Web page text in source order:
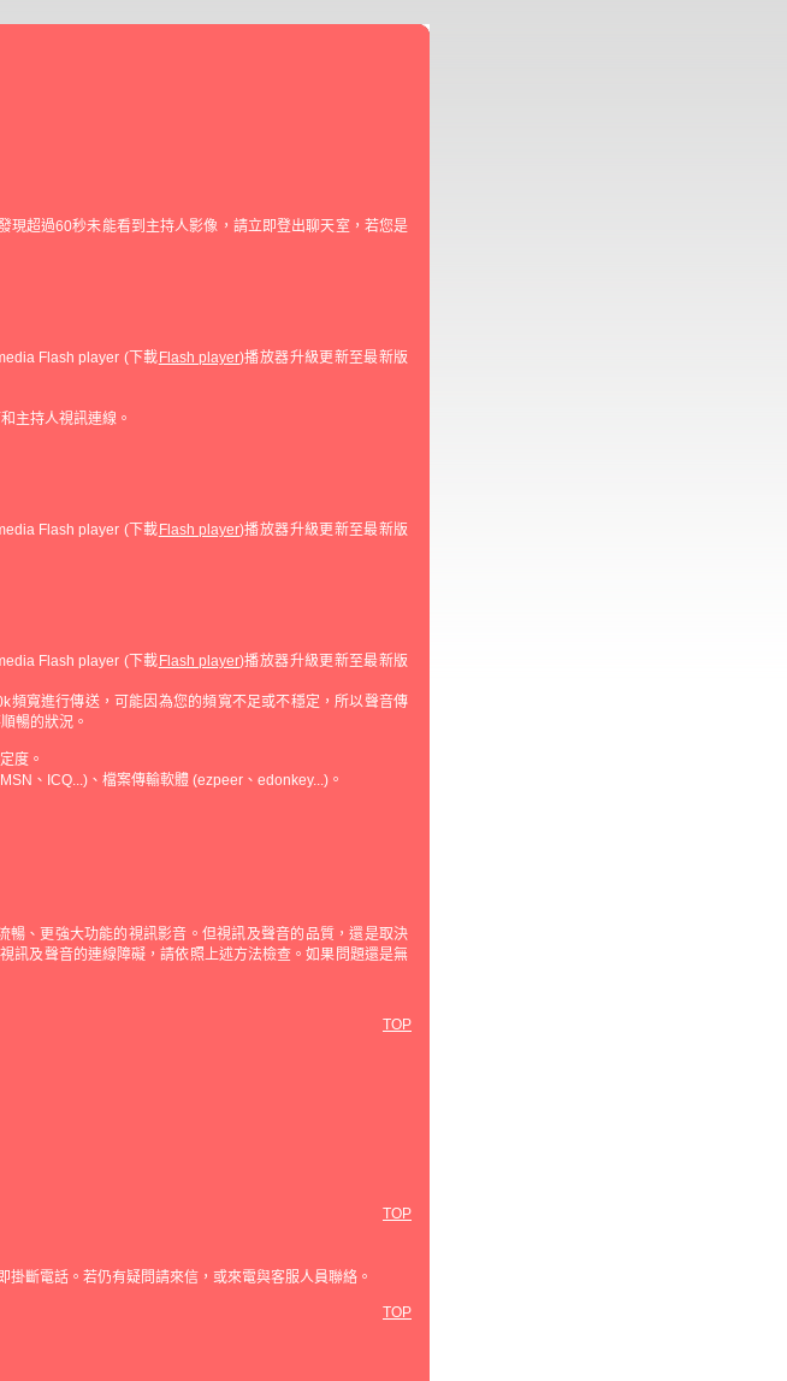
超過60秒未能看到主持人影像，請立即登出聊天室，若您是
Flash player (下載 Flash player)播放器升級更新至最新版
主持人視訊連線。
Flash player (下載 Flash player)播放器升級更新至最新版
Flash player (下載 Flash player)播放器升級更新至最新版
寬進行傳送，可能因為您的頻寬不足或不穩定，所以聲音傳
暢的狀況。
度。
、ICQ...)、檔案傳輸軟體 (ezpeer、edonkey...)。
、更強大功能的視訊影音。但視訊及聲音的品質，還是取決
訊及聲音的連線障礙，請依照上述方法檢查。如果問題還是無
TOP
TOP
斷電話。若仍有疑問請來信，或來電與客服人員聯絡。
TOP